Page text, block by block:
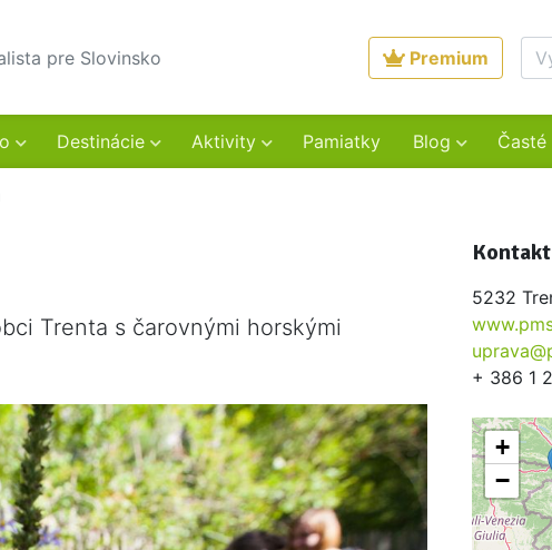
pre Slovinsko Premium
Destinácie Aktivity Pamiatky Blog
Trenta s čarovnými horskými
Kontakt
5232
+ 386 1
+
−